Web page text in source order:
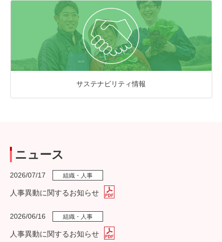
サステナビリティ情報
ニュース
2026/07/17 組織・人事
人事異動に関するお知らせ
2026/06/16 組織・人事
人事異動に関するお知らせ